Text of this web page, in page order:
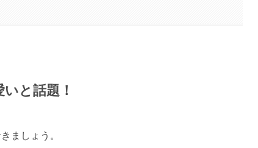
と話題！
ましょう。